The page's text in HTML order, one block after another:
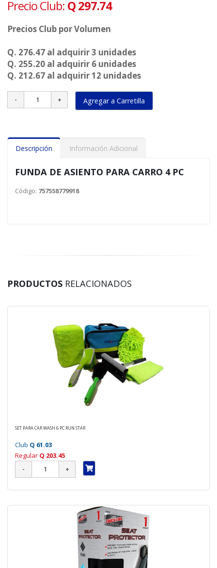
Precio Club: Q 297.74
Precios Club por Volumen
Q. 276.47 al adquirir 3 unidades
Q. 255.20 al adquirir 6 unidades
Q. 212.67 al adquirir 12 unidades
Agregar a Carretilla
Descripción Información Adicional
FUNDA DE ASIENTO PARA CARRO 4 PC
Código: 757558779918
PRODUCTOS RELACIONADOS
70 %
SET PARA CAR WASH 6 PC RUN STAR
Club Q 61.03
Regular Q 203.45